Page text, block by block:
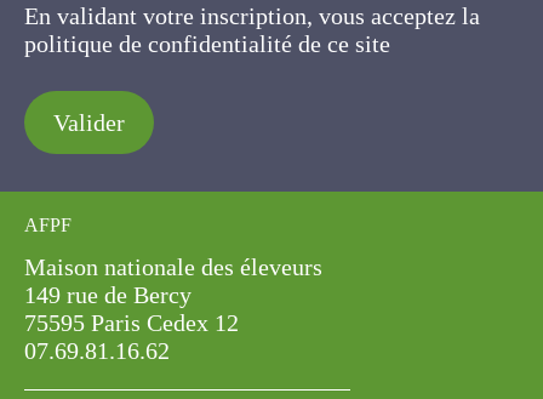
En validant votre inscription, vous acceptez la
politique de confidentialité de ce site
Valider
AFPF
Maison nationale des éleveurs
149 rue de Bercy
75595 Paris Cedex 12
07.69.81.16.62